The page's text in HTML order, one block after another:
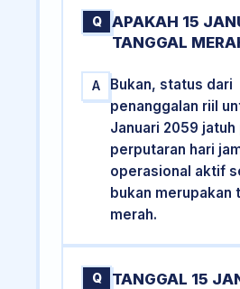
Q
APAKAH 15
TANGGAL
A
Bukan, status dari
penanggalan riil
Januari 2059 jatuh
perputaran hari
operasional aktif
bukan merupakan
merah.
Q
TANGGAL 15